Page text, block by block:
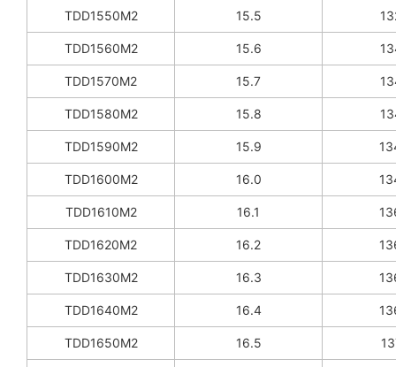
TDD1550M2 15.5
TDD1560M2 15.6
TDD1570M2 15.7
TDD1580M2 15.8
TDD1590M2 15.9
TDD1600M2 16.0
TDD1610M2 16.1
TDD1620M2 16.2
TDD1630M2 16.3
TDD1640M2 16.4
TDD1650M2 16.5